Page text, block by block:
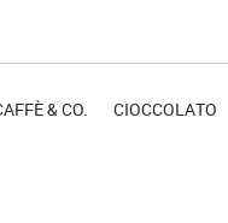
& CO. CIOCCOLATO